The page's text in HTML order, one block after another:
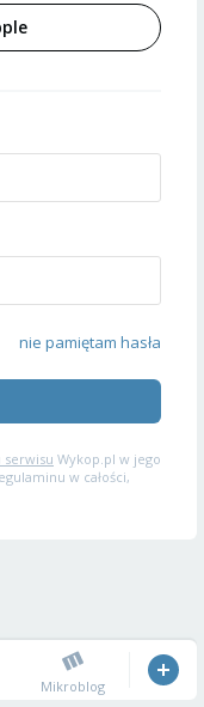
nie pamiętam hasła
serwisu Wykop.pl w jego
w całości,
Mikroblog